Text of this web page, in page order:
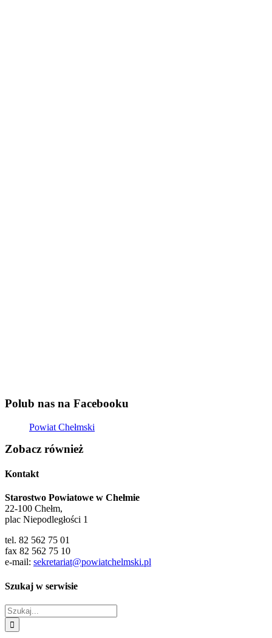
Polub nas na Facebooku
Powiat Chełmski
Zobacz również
Kontakt
Starostwo Powiatowe w Chełmie
22-100 Chełm,
plac Niepodległości 1
tel. 82 562 75 01
fax 82 562 75 10
e-mail: sekretariat@powiatchelmski.pl
Szukaj w serwisie
Szukaj